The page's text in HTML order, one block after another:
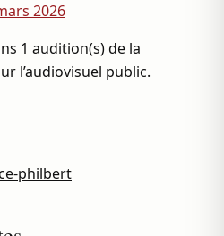
2026
1 audition(s) de la
l’audiovisuel public.
philbert